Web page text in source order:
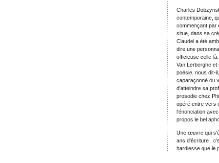
Charles
contemporaine,
commençant par
situe, dans sa
Claudel a été
dire une
officieuse celle-
Van Lerberghe
poésie, nous dit-
caparaçonné ou
d'atteindre sa
prosodie chez
opéré entre vers
l'énonciation
propos le bel
Une œuvre qui
ans d'écriture :
hardiesse que le